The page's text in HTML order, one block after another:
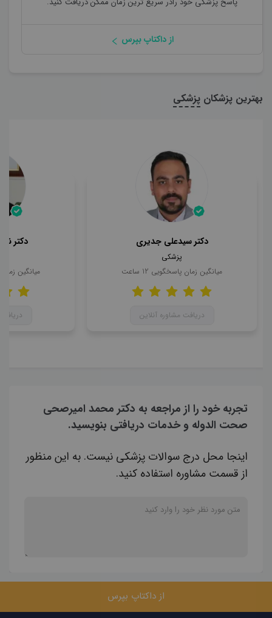
از داکتاپ بپرس
بهترین پزشکان پزشکی
دکتر سیدعلی جدیری
پزشکی
میانگین زمان پاسخگویی 12 ساعت
دریافت مشاوره آنلاین
دکتر
میانگین
تجربه خود را از مراجعه به دکتر محمد امیرصحی
صحت الدوله و خدمات دریافتی بنویسید.
اینجا محل درج سوالات پزشکی نیست. به این منظور
از قسمت مشاوره استفاده کنید.
از داکتاپ بپرس